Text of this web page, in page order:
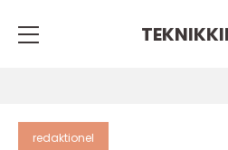
redaktionel